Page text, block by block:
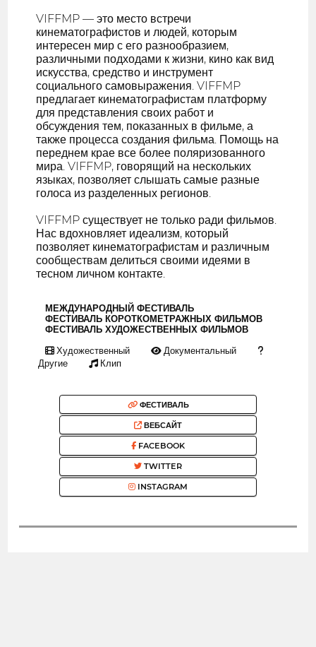
VIFFMP — это место встречи
кинематографистов и людей, которым
интересен мир с его разнообразием,
различными подходами к жизни, кино как вид
искусства, средство и инструмент
социального самовыражения. VIFFMP
предлагает кинематографистам платформу
для представления своих работ и
обсуждения тем, показанных в фильме, а
также процесса создания фильма. Помощь на
переднем крае все более поляризованного
мира. VIFFMP, говорящий на нескольких
языках, позволяет слышать самые разные
голоса из разделенных регионов.
VIFFMP существует не только ради фильмов.
Нас вдохновляет идеализм, который
позволяет кинематографистам и различным
сообществам делиться своими идеями в
тесном личном контакте.
МЕЖДУНАРОДНЫЙ ФЕСТИВАЛЬ
ФЕСТИВАЛЬ КОРОТКОМЕТРАЖНЫХ ФИЛЬМОВ
ФЕСТИВАЛЬ ХУДОЖЕСТВЕННЫХ ФИЛЬМОВ
Художественный
Документальный
Другие
Клип
ФЕСТИВАЛЬ
ВЕБСАЙТ
FACEBOOK
TWITTER
INSTAGRAM